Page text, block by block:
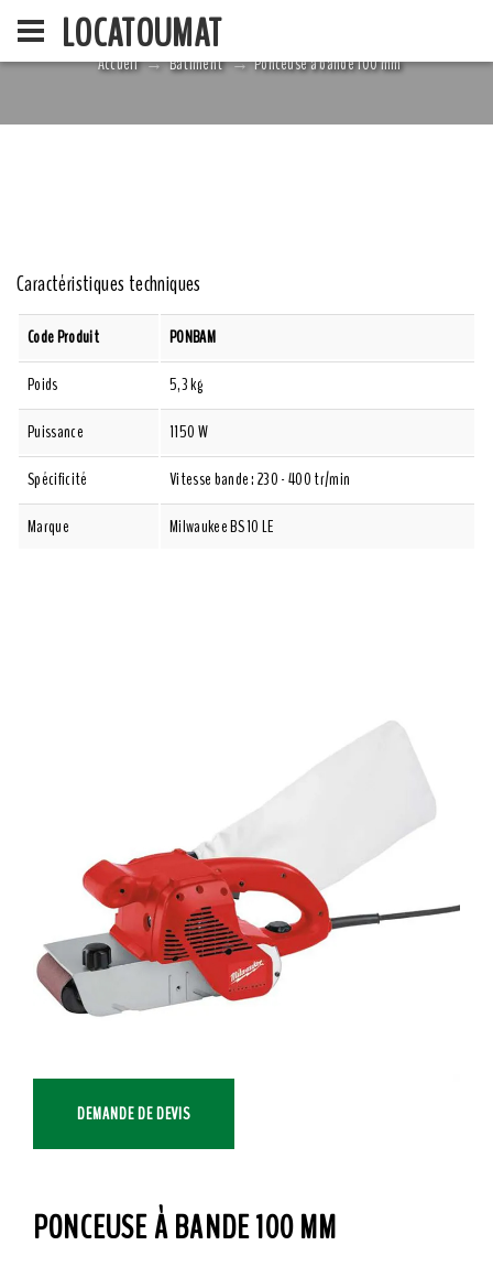
LOCATOUMAT
Accueil Bâtiment Ponceuse à bande 100 mm
Caractéristiques techniques
Code Produit
PONBAM
Poids
5,3 kg
Puissance
1150 W
Spécificité
Vitesse bande : 230 - 400 tr/min
Marque
Milwaukee BS 10 LE
DEMANDE DE DEVIS
PONCEUSE À BANDE 100 MM